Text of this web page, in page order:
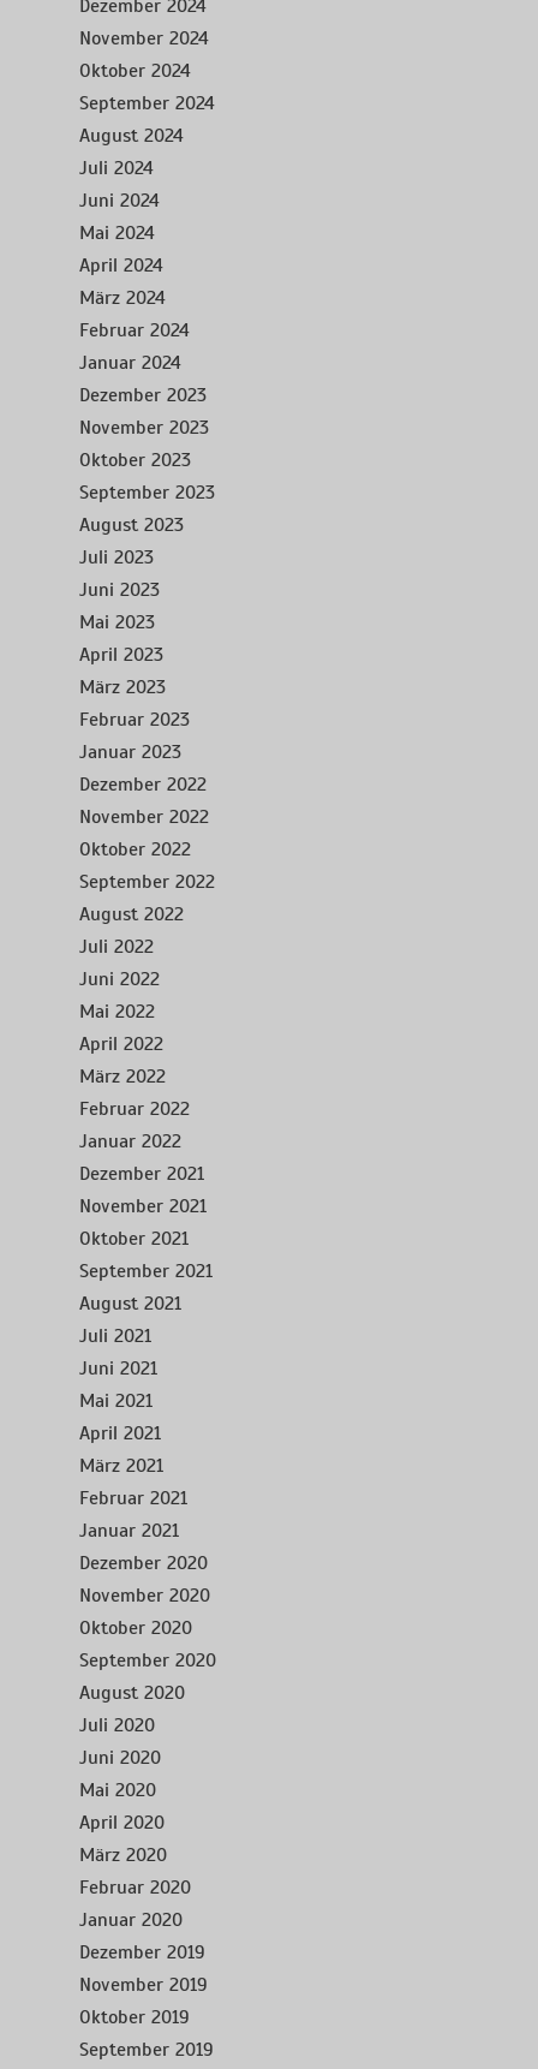
Dezember 2024
November 2024
Oktober 2024
September 2024
August 2024
Juli 2024
Juni 2024
Mai 2024
April 2024
März 2024
Februar 2024
Januar 2024
Dezember 2023
November 2023
Oktober 2023
September 2023
August 2023
Juli 2023
Juni 2023
Mai 2023
April 2023
März 2023
Februar 2023
Januar 2023
Dezember 2022
November 2022
Oktober 2022
September 2022
August 2022
Juli 2022
Juni 2022
Mai 2022
April 2022
März 2022
Februar 2022
Januar 2022
Dezember 2021
November 2021
Oktober 2021
September 2021
August 2021
Juli 2021
Juni 2021
Mai 2021
April 2021
März 2021
Februar 2021
Januar 2021
Dezember 2020
November 2020
Oktober 2020
September 2020
August 2020
Juli 2020
Juni 2020
Mai 2020
April 2020
März 2020
Februar 2020
Januar 2020
Dezember 2019
November 2019
Oktober 2019
September 2019